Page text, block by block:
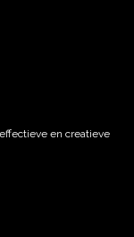
en creatieve